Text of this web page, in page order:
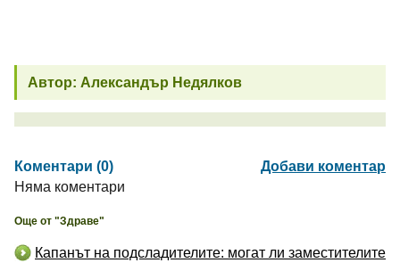
Автор: Александър Недялков
Коментари (0)
Добави коментар
Няма коментари
Още от "Здраве"
Капанът на подсладителите: могат ли заместителите